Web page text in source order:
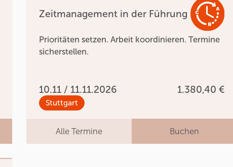
Zeitmanagement in der Führung
Prioritäten setzen. Arbeit koordinieren. Termine
sicherstellen.
10.11 / 11.11.2026 1.380,40 €
Stuttgart
Alle Termine Buchen